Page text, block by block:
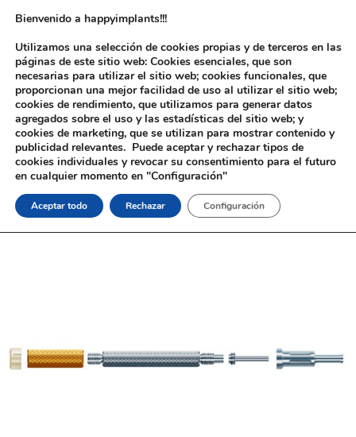
Inicio/Implantología/Material de Apriete/Tipo Locator®/ Llave
Core Tool® Tipo Locator®
Bienvenido a happyimplants!!!
Utilizamos una selección de cookies propias y de terceros en las
páginas de este sitio web: Cookies esenciales, que son
necesarias para utilizar el sitio web; cookies funcionales, que
proporcionan una mejor facilidad de uso al utilizar el sitio web;
cookies de rendimiento, que utilizamos para generar datos
agregados sobre el uso y las estadísticas del sitio web; y
cookies de marketing, que se utilizan para mostrar contenido y
publicidad relevantes. Puede aceptar y rechazar tipos de
cookies individuales y revocar su consentimiento para el futuro
en cualquier momento en "Configuración"
Aceptar todo Rechazar Configuración